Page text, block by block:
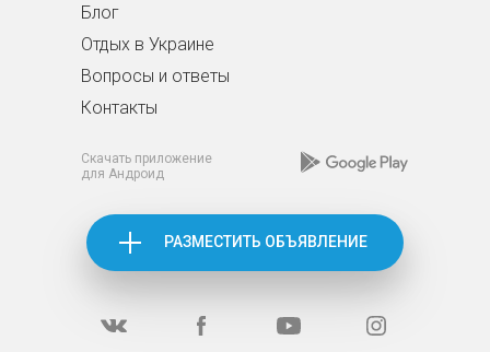
Блог
Отдых в Украине
Вопросы и ответы
Контакты
Скачать приложение
для Андроид
РАЗМЕСТИТЬ ОБЪЯВЛЕНИЕ